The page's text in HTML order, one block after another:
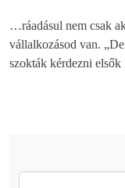
…ráadásul nem csak
vállalkozásod van.
szokták kérdezni